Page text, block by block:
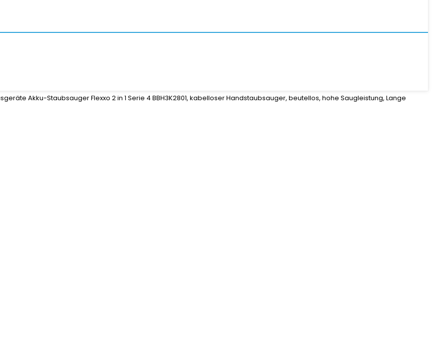
Akku-Staubsauger Flexxo 2 in 1 Serie 4 BBH3K2801, kabelloser Handstaubsauger, beutellos, hohe Saugleistung, Lange